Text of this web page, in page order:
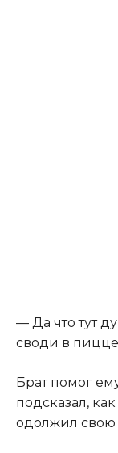
​— Да что тут
своди в
​Брат помог
подсказал,
одолжил свою